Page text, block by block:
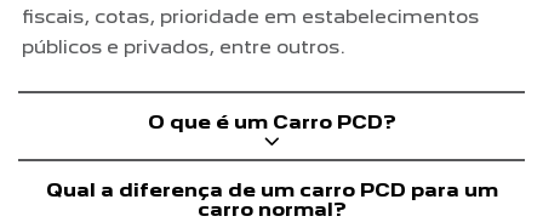
fiscais, cotas, prioridade em estabelecimentos
públicos e privados, entre outros.
O que é um Carro PCD?
Qual a diferença de um carro PCD para um
carro normal?